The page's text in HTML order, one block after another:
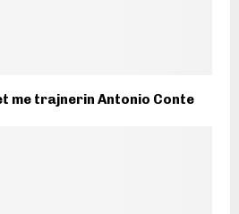
me trajnerin Antonio Conte